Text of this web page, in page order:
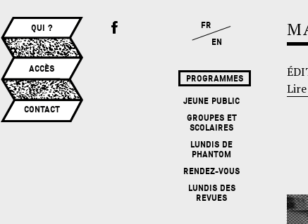
PROGRAMMES
JEUNE PUBLIC
GROUPES ET
SCOLAIRES
LUNDIS DE
PHANTOM
RENDEZ-VOUS
LUNDIS DES
REVUES
FR
EN
QUI ?
ACCÈS
CONTACT
Lire